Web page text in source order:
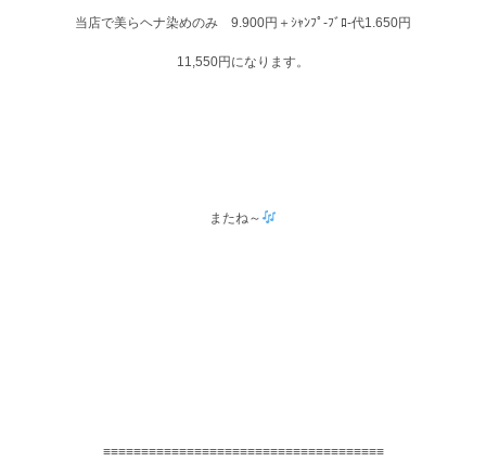
当店で美らヘナ染めのみ 9.900円＋ｼｬﾝﾌﾟ-ﾌﾞﾛ-代1.650円
11,550円になります。
またね～
≡≡≡≡≡≡≡≡≡≡≡≡≡≡≡≡≡≡≡≡≡≡≡≡≡≡≡≡≡≡≡≡≡≡≡≡≡